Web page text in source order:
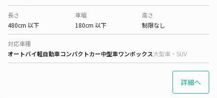
長さ
480cm 以下
車幅
180cm 以下
高さ
制限なし
対応車種
オートバイ軽自動車コンパクトカー中型車ワンボックス大型車・SUV
詳細へ